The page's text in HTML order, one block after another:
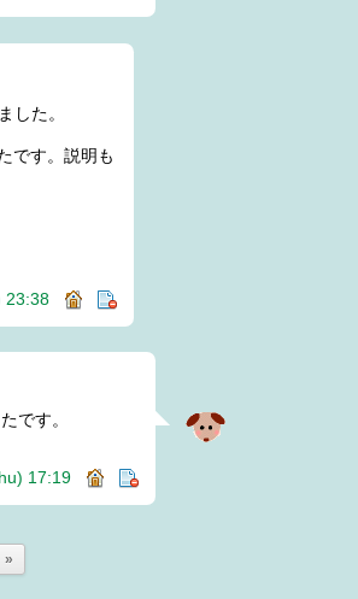
した。
です。説明も
23:38
です。
17:19
»